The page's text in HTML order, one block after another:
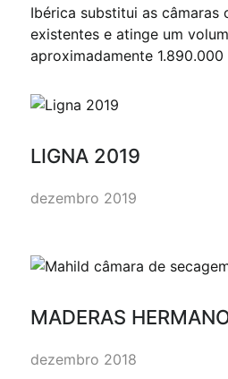
Ibérica substitui as câmaras
existentes e atinge um
aproximadamente 1.890.000
LIGNA 2019
dezembro 2019
MADERAS
dezembro 2018